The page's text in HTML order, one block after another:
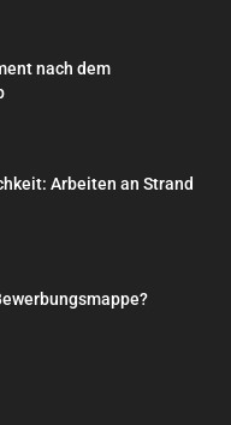
nach dem
Arbeiten an Strand